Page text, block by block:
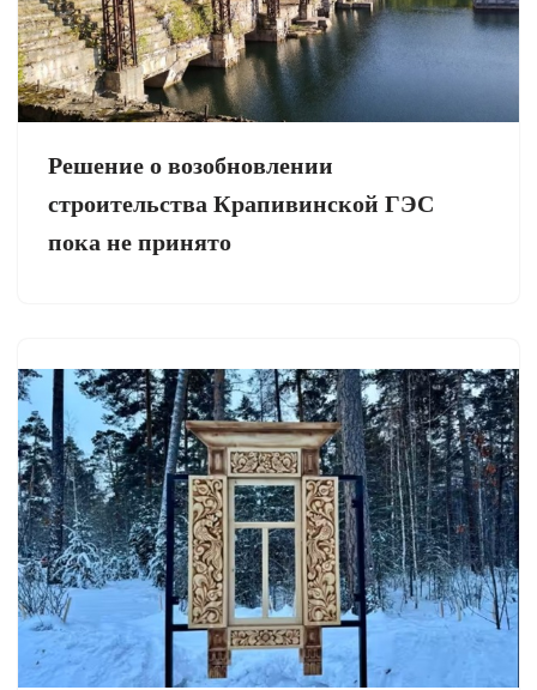
Решение о возобновлении
строительства Крапивинской ГЭС
пока не принято